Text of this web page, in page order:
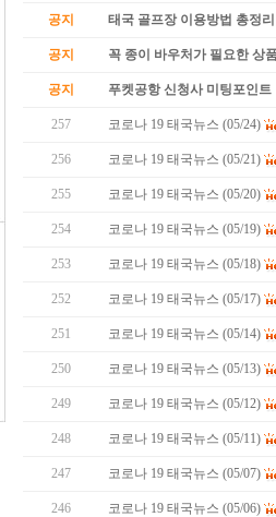
공지 태국 골프장 이용방법 총정리
공지 꼭 종이 바우처가 필요한 상
공지 푸켓공항 신청사 미팅포인트
257 코로나 19 태국뉴스 (05/24)
256 코로나 19 태국뉴스 (05/21)
255 코로나 19 태국뉴스 (05/20)
254 코로나 19 태국뉴스 (05/19)
253 코로나 19 태국뉴스 (05/18)
252 코로나 19 태국뉴스 (05/17)
251 코로나 19 태국뉴스 (05/14)
250 코로나 19 태국뉴스 (05/13)
249 코로나 19 태국뉴스 (05/12)
248 코로나 19 태국뉴스 (05/11)
247 코로나 19 태국뉴스 (05/07)
246 코로나 19 태국뉴스 (05/06)